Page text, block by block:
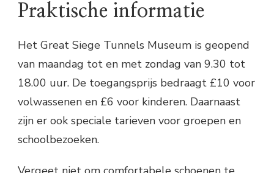
Praktische informatie
Het Great Siege Tunnels Museum is geopend
van maandag tot en met zondag van 9.30 tot
18.00 uur. De toegangsprijs bedraagt £10 voor
volwassenen en £6 voor kinderen. Daarnaast
zijn er ook speciale tarieven voor groepen en
schoolbezoeken.